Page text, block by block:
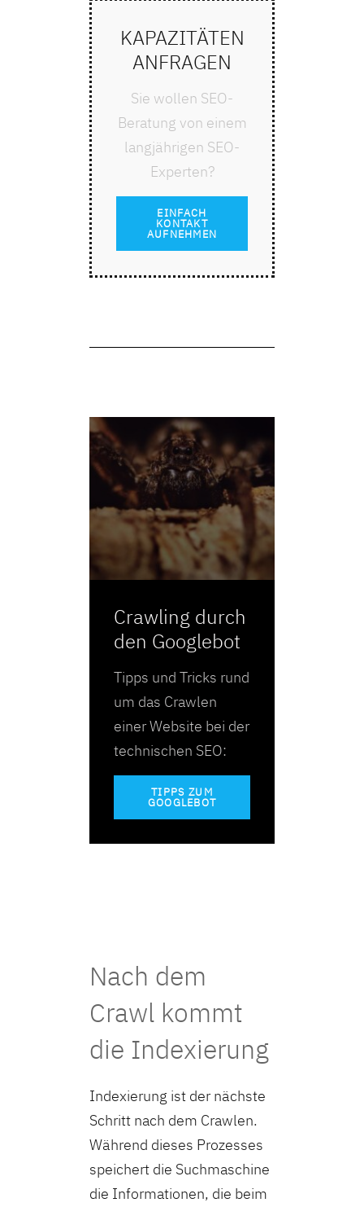
KAPAZITÄTEN
ANFRAGEN
Sie wollen SEO-
Beratung von einem
langjährigen SEO-
Experten?
EINFACH
KONTAKT
AUFNEHMEN
Crawling durch
den Googlebot
Tipps und Tricks rund
um das Crawlen
einer Website bei der
technischen SEO:
TIPPS ZUM
GOOGLEBOT
Nach dem
Crawl kommt
die Indexierung
Indexierung ist der nächste
Schritt nach dem Crawlen.
Während dieses Prozesses
speichert die Suchmaschine
die Informationen, die beim